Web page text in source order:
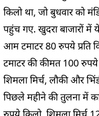
किलो था, जो बुधवार को
पहुंच गए. खुदरा बाजारों
आम टमाटर 80 रुपये प्रति
टमाटर की कीमत 100
शिमला मिर्च, लौकी और
पिछले महीने की तुलना में